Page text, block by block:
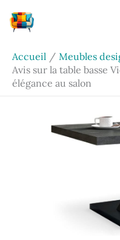
au
Accueil
Meubles
Avis sur la table basse
élégance au salon
Rechercher